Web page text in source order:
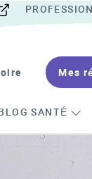
Mes
SANTÉ